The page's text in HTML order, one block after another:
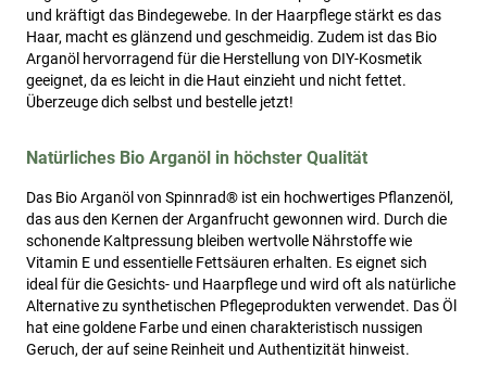
und kräftigt das Bindegewebe. In der Haarpflege stärkt es das
Haar, macht es glänzend und geschmeidig. Zudem ist das Bio
Arganöl hervorragend für die Herstellung von DIY-Kosmetik
geeignet, da es leicht in die Haut einzieht und nicht fettet.
Überzeuge dich selbst und bestelle jetzt!
Natürliches Bio Arganöl in höchster Qualität
Das Bio Arganöl von Spinnrad® ist ein hochwertiges Pflanzenöl,
das aus den Kernen der Arganfrucht gewonnen wird. Durch die
schonende Kaltpressung bleiben wertvolle Nährstoffe wie
Vitamin E und essentielle Fettsäuren erhalten. Es eignet sich
ideal für die Gesichts- und Haarpflege und wird oft als natürliche
Alternative zu synthetischen Pflegeprodukten verwendet. Das Öl
hat eine goldene Farbe und einen charakteristisch nussigen
Geruch, der auf seine Reinheit und Authentizität hinweist.